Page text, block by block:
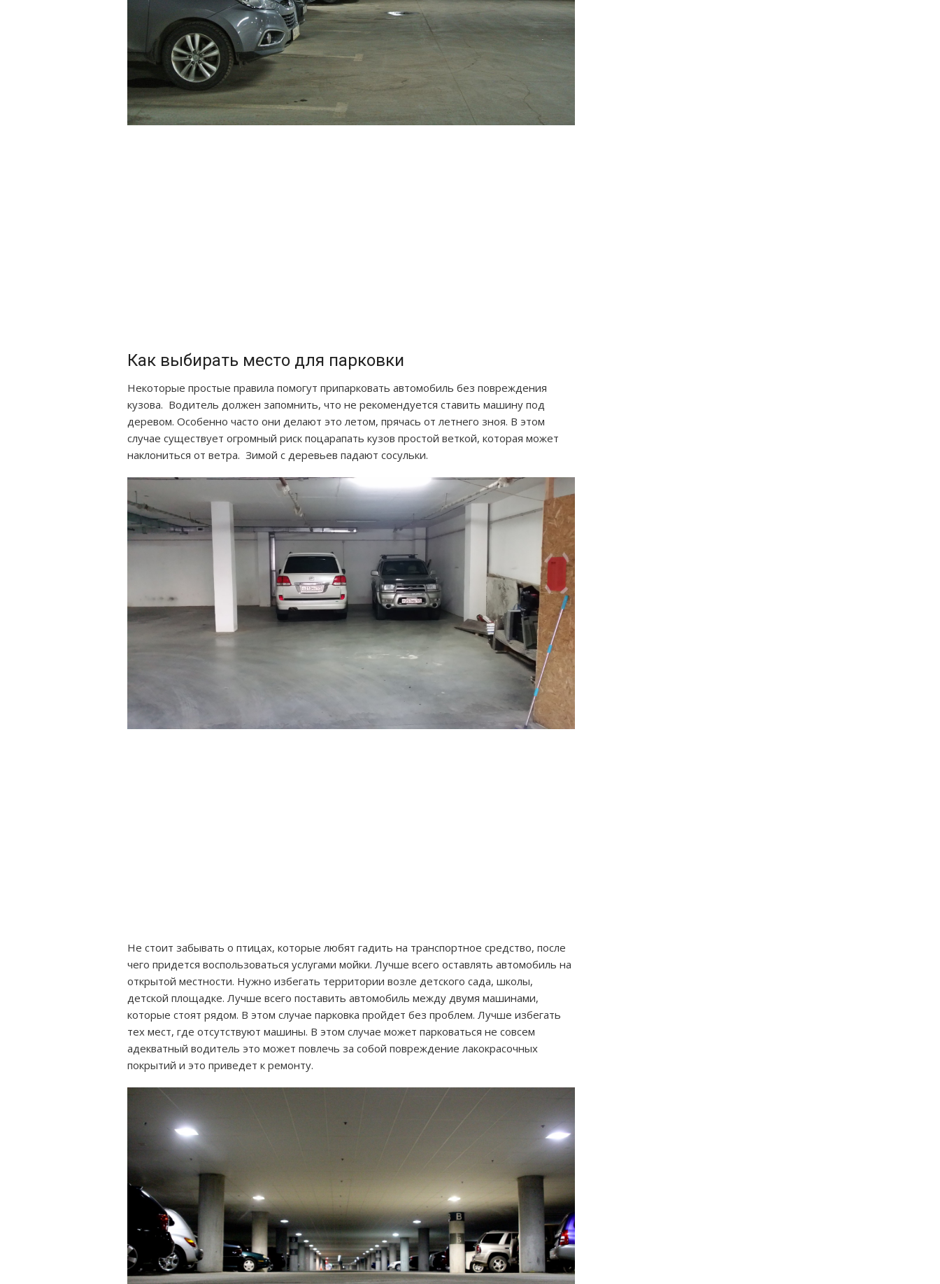
Как выбирать место для парковки
Некоторые простые правила помогут припарковать автомобиль без повреждения
кузова. Водитель должен запомнить, что не рекомендуется ставить машину под
деревом. Особенно часто они делают это летом, прячась от летнего зноя. В этом
случае существует огромный риск поцарапать кузов простой веткой, которая может
наклониться от ветра. Зимой с деревьев падают сосульки.
Не стоит забывать о птицах, которые любят гадить на транспортное средство, после
чего придется воспользоваться услугами мойки. Лучше всего оставлять автомобиль на
открытой местности. Нужно избегать территории возле детского сада, школы,
детской площадке. Лучше всего поставить автомобиль между двумя машинами,
которые стоят рядом. В этом случае парковка пройдет без проблем. Лучше избегать
тех мест, где отсутствуют машины. В этом случае может парковаться не совсем
адекватный водитель это может повлечь за собой повреждение лакокрасочных
покрытий и это приведет к ремонту.